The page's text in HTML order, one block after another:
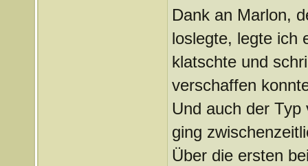
Dank an Marlon,
loslegte, legte ich
klatschte und
verschaffen
Und auch der
ging
Über die ersten